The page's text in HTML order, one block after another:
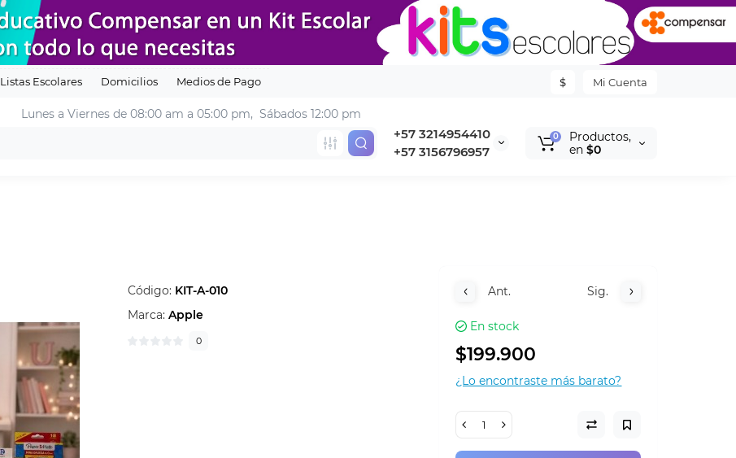
Listas Escolares Domicilios Medios de Pago Mi Cuenta
$
Lunes a Viernes de 08:00 am a 05:00 pm, Sábados 12:00 pm
+57 3214954410
+57 3156796957
0
Productos,
en $0
Código: KIT-A-010
Marca:Apple
0
Ant. Sig.
En stock
$199.900
¿Lo encontraste más barato?